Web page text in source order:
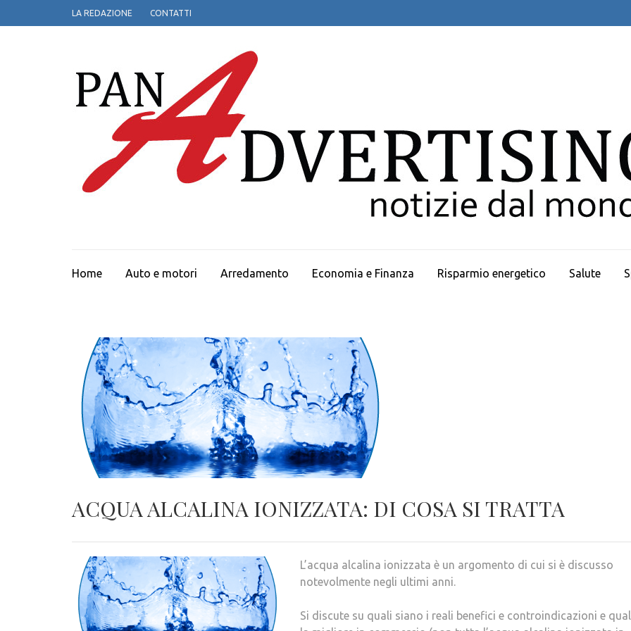
al
LA REDAZIONE CONTATTI
Home Auto e motori Arredamento Economia e Finanza Risparmio energetico Salute
ACQUA ALCALINA IONIZZATA: DI COSA SI TRATTA
L’acqua alcalina ionizzata è un argomento di cui si è discusso
notevolmente negli ultimi anni.
Si discute su quali siano i reali benefici e controindicazioni e